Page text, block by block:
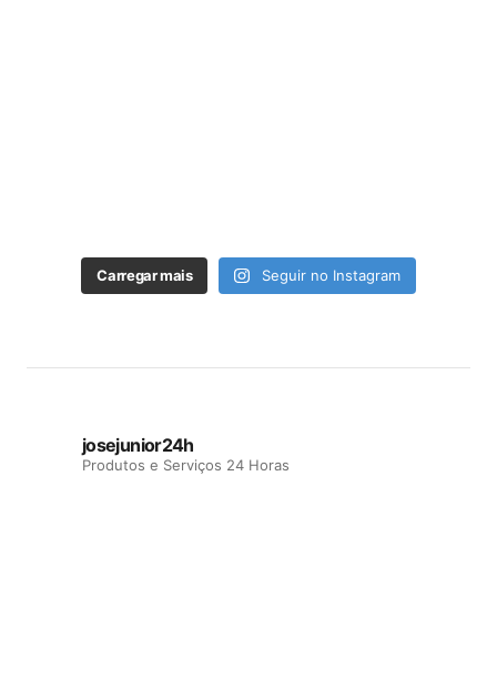
Carregar mais Seguir no Instagram
josejunior24h
Produtos e Serviços 24 Horas